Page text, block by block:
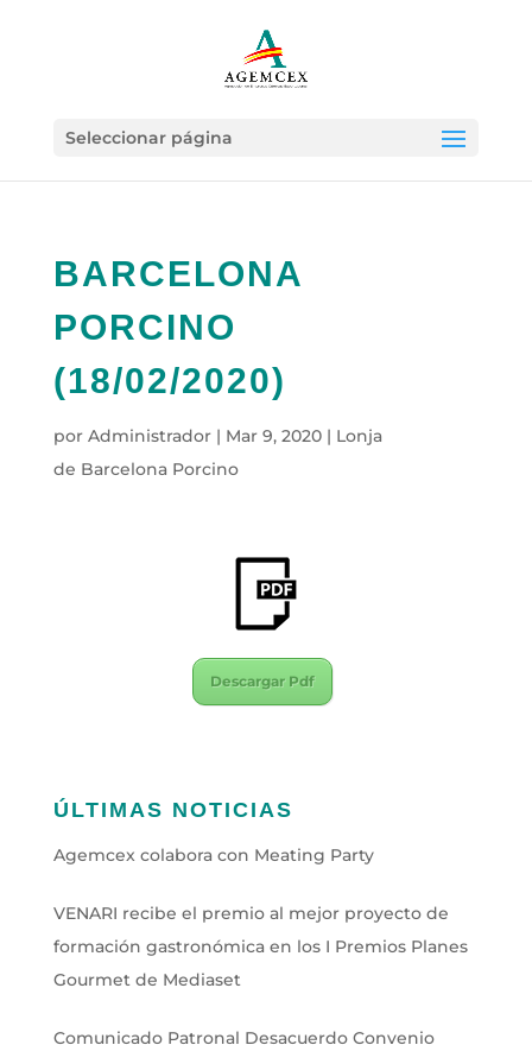
Seleccionar página
BARCELONA
PORCINO
(18/02/2020)
por Administrador| Mar 9, 2020| Lonja
de Barcelona Porcino
Descargar Pdf
ÚLTIMAS NOTICIAS
Agemcex colabora con Meating Party
VENARI recibe el premio al mejor proyecto de
formación gastronómica en los I Premios Planes
Gourmet de Mediaset
Comunicado Patronal Desacuerdo Convenio